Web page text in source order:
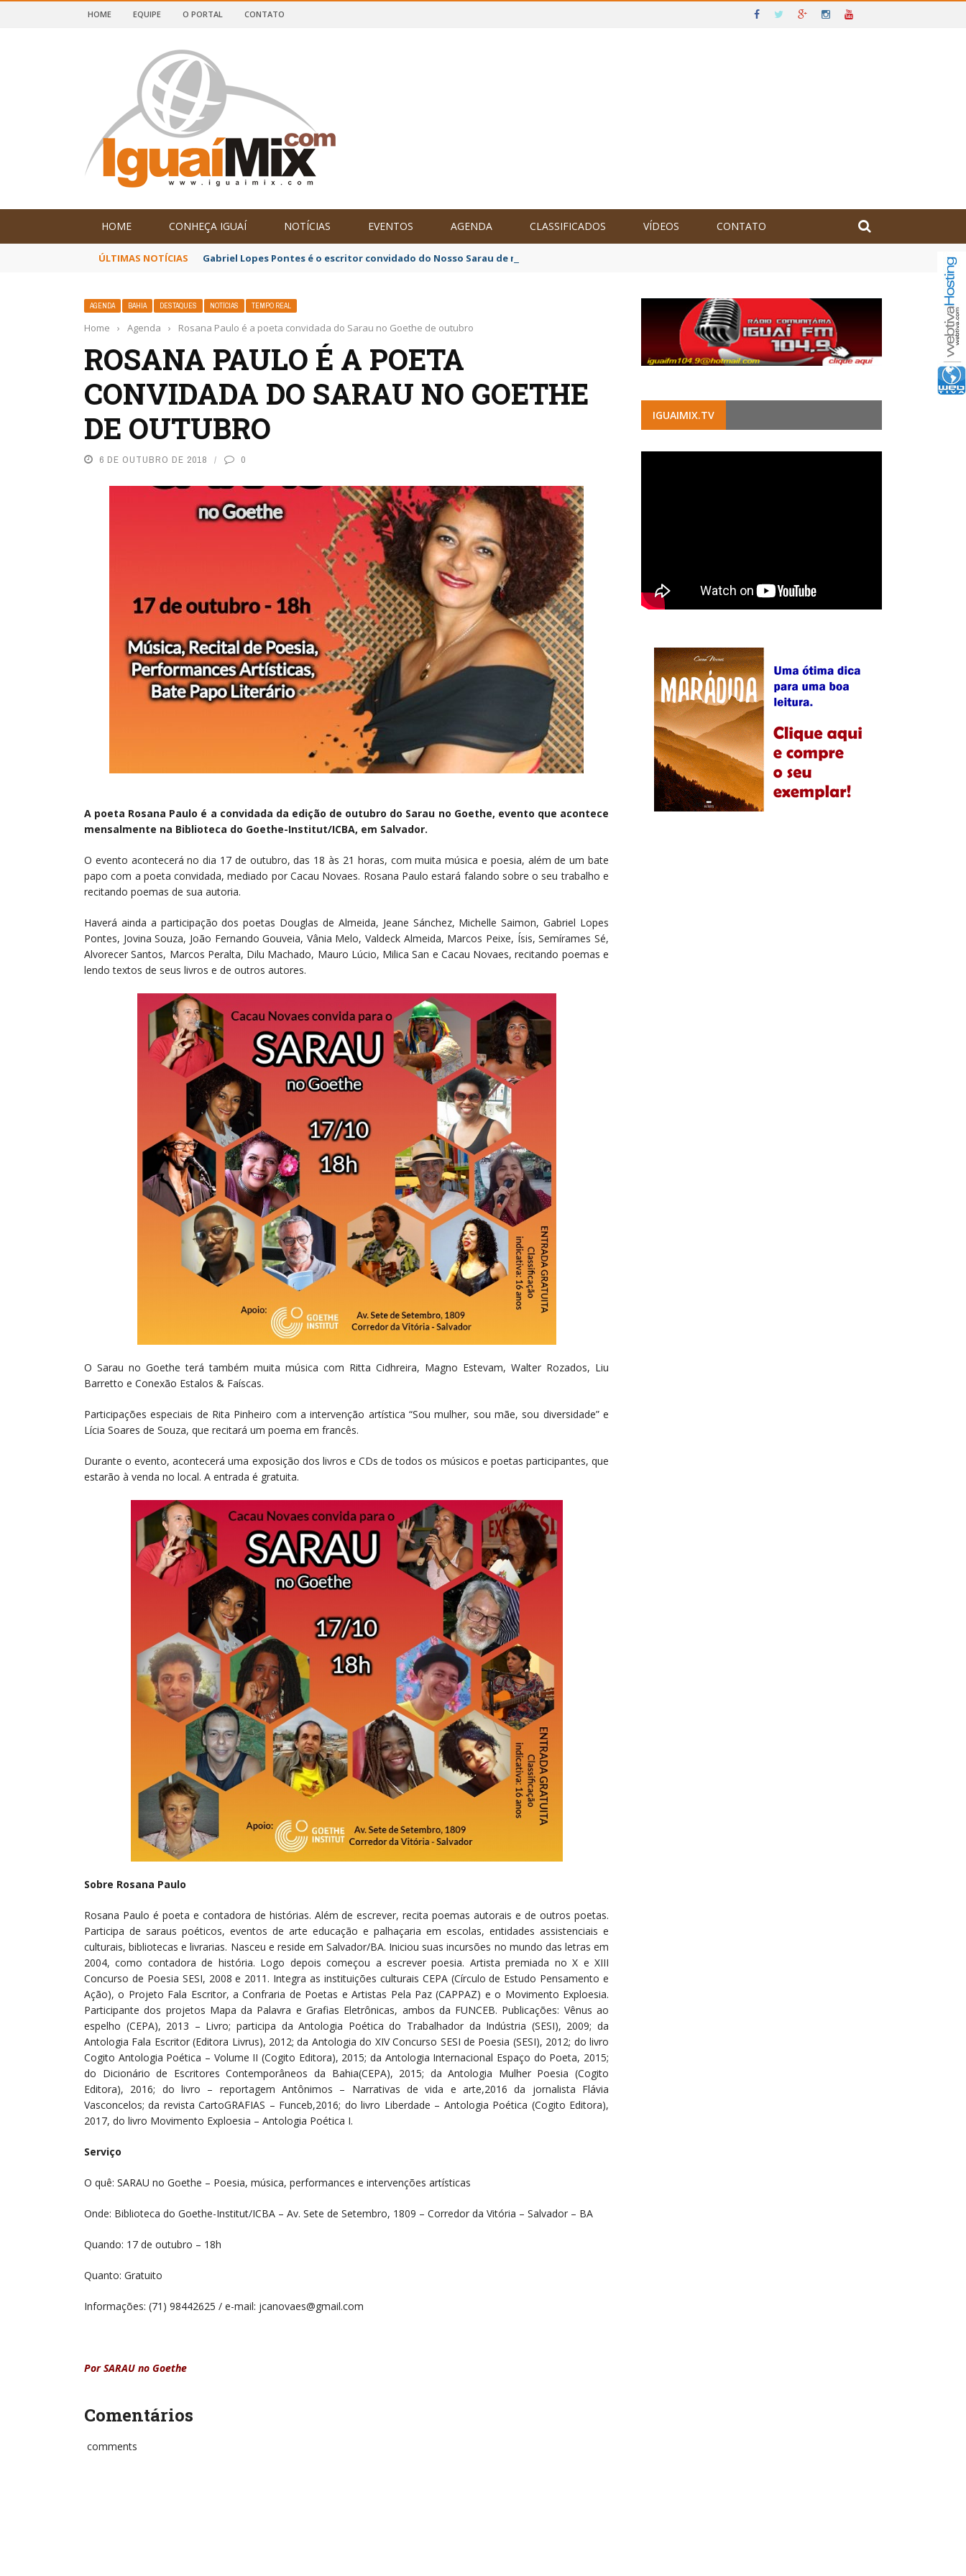
E SUDOESTE DA BAHIA
HOME EQUIPE O PORTAL CONTATO
HOME CONHEÇA IGUAÍ NOTÍCIAS EVENTOS AGENDA CLASSIFICADOS VÍDEOS CONTATO
ÚLTIMAS NOTÍCIAS Gabriel Lopes Pontes é o escritor convidado do Nosso Sarau de maio
AGENDA BAHIA DESTAQUES NOTÍCIAS TEMPO REAL
Home › Agenda › Rosana Paulo é a poeta convidada do Sarau no Goethe de outubro
ROSANA PAULO É A POETA
CONVIDADA DO SARAU NO GOETHE
DE OUTUBRO
6 DE OUTUBRO DE 2018 0
A poeta Rosana Paulo é a convidada da edição de outubro do Sarau no Goethe, evento que acontece
mensalmente na Biblioteca do Goethe-Institut/ICBA, em Salvador.
O evento acontecerá no dia 17 de outubro, das 18 às 21 horas, com muita música e poesia, além de um bate
papo com a poeta convidada, mediado por Cacau Novaes. Rosana Paulo estará falando sobre o seu trabalho e
recitando poemas de sua autoria.
Haverá ainda a participação dos poetas Douglas de Almeida, Jeane Sánchez, Michelle Saimon, Gabriel Lopes
Pontes, Jovina Souza, João Fernando Gouveia, Vânia Melo, Valdeck Almeida, Marcos Peixe, Ísis, Semírames Sé,
Alvorecer Santos, Marcos Peralta, Dilu Machado, Mauro Lúcio, Milica San e Cacau Novaes, recitando poemas e
lendo textos de seus livros e de outros autores.
O Sarau no Goethe terá também muita música com Ritta Cidhreira, Magno Estevam, Walter Rozados, Liu
Barretto e Conexão Estalos & Faíscas.
Participações especiais de Rita Pinheiro com a intervenção artística “Sou mulher, sou mãe, sou diversidade” e
Lícia Soares de Souza, que recitará um poema em francês.
Durante o evento, acontecerá uma exposição dos livros e CDs de todos os músicos e poetas participantes, que
estarão à venda no local. A entrada é gratuita.
Sobre Rosana Paulo
Rosana Paulo é poeta e contadora de histórias. Além de escrever, recita poemas autorais e de outros poetas.
Participa de saraus poéticos, eventos de arte educação e palhaçaria em escolas, entidades assistenciais e
culturais, bibliotecas e livrarias. Nasceu e reside em Salvador/BA. Iniciou suas incursões no mundo das letras em
2004, como contadora de história. Logo depois começou a escrever poesia. Artista premiada no X e XIII
Concurso de Poesia SESI, 2008 e 2011. Integra as instituições culturais CEPA (Círculo de Estudo Pensamento e
Ação), o Projeto Fala Escritor, a Confraria de Poetas e Artistas Pela Paz (CAPPAZ) e o Movimento Exploesia.
Participante dos projetos Mapa da Palavra e Grafias Eletrônicas, ambos da FUNCEB. Publicações: Vênus ao
espelho (CEPA), 2013 – Livro; participa da Antologia Poética do Trabalhador da Indústria (SESI), 2009; da
Antologia Fala Escritor (Editora Livrus), 2012; da Antologia do XIV Concurso SESI de Poesia (SESI), 2012; do livro
Cogito Antologia Poética – Volume II (Cogito Editora), 2015; da Antologia Internacional Espaço do Poeta, 2015;
do Dicionário de Escritores Contemporâneos da Bahia(CEPA), 2015; da Antologia Mulher Poesia (Cogito
Editora), 2016; do livro – reportagem Antônimos – Narrativas de vida e arte,2016 da jornalista Flávia
Vasconcelos; da revista CartoGRAFIAS – Funceb,2016; do livro Liberdade – Antologia Poética (Cogito Editora),
2017, do livro Movimento Exploesia – Antologia Poética I.
Serviço
O quê: SARAU no Goethe – Poesia, música, performances e intervenções artísticas
Onde: Biblioteca do Goethe-Institut/ICBA – Av. Sete de Setembro, 1809 – Corredor da Vitória – Salvador – BA
Quando: 17 de outubro – 18h
Quanto: Gratuito
Informações: (71) 98442625 / e-mail: jcanovaes@gmail.com
Por SARAU no Goethe
Comentários
comments
IGUAIMIX.TV